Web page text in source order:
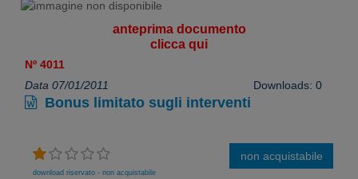
anteprima documento
clicca qui
Nº 4011
Data 07/01/2011
Downloads: 0
Bonus limitato sugli interventi
download riservato - non acquistabile
non acquistabile